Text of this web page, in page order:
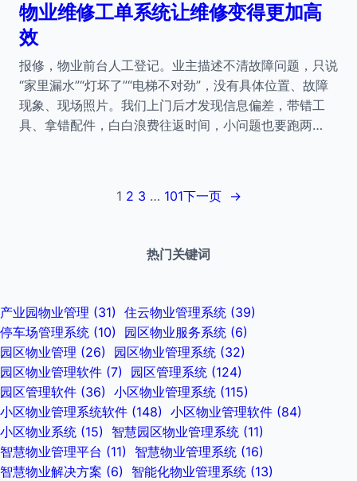
物业维修工单系统让维修变得更加高
效
报修，物业前台人工登记。业主描述不清故障问题，只说
“家里漏水”“灯坏了”“电梯不对劲”，没有具体位置、故障
现象、现场照片。我们上门后才发现信息偏差，带错工
具、拿错配件，白白浪费往返时间，小问题也要跑两…
1 2 3 … 101下一页 →
热门关键词
产业园物业管理 (31) 住云物业管理系统 (39)
停车场管理系统 (10) 园区物业服务系统 (6)
园区物业管理 (26) 园区物业管理系统 (32)
园区物业管理软件 (7) 园区管理系统 (124)
园区管理软件 (36) 小区物业管理系统 (115)
小区物业管理系统软件 (148) 小区物业管理软件 (84)
小区物业系统 (15) 智慧园区物业管理系统 (11)
智慧物业管理平台 (11) 智慧物业管理系统 (16)
智慧物业解决方案 (6) 智能化物业管理系统 (13)